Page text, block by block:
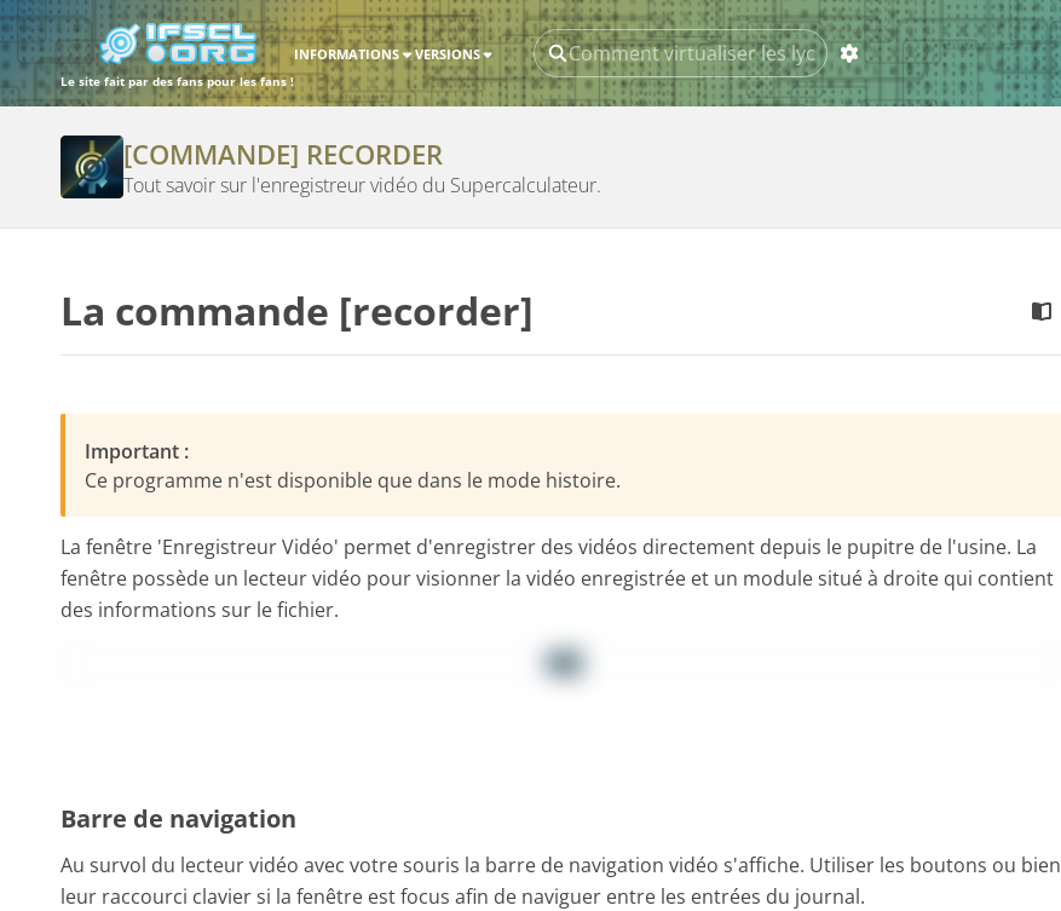
Le site fait par des fans pour les fans !
INFORMATIONS VERSIONS
[COMMANDE] RECORDER
Tout savoir sur l'enregistreur vidéo du Supercalculateur.
La commande [recorder]
Important :
Ce programme n'est disponible que dans le mode histoire.
La fenêtre 'Enregistreur Vidéo' permet d'enregistrer des vidéos directement depuis le pupitre de l'usine. La
fenêtre possède un lecteur vidéo pour visionner la vidéo enregistrée et un module situé à droite qui contient
des informations sur le fichier.
Barre de navigation
Au survol du lecteur vidéo avec votre souris la barre de navigation vidéo s'affiche. Utiliser les boutons ou bien
leur raccourci clavier si la fenêtre est focus afin de naviguer entre les entrées du journal.